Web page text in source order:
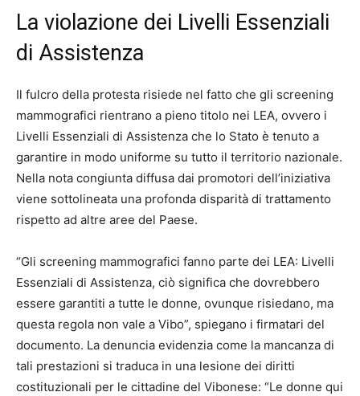
La violazione dei Livelli Essenziali
di Assistenza
Il fulcro della protesta risiede nel fatto che gli screening
mammografici rientrano a pieno titolo nei LEA, ovvero i
Livelli Essenziali di Assistenza che lo Stato è tenuto a
garantire in modo uniforme su tutto il territorio nazionale.
Nella nota congiunta diffusa dai promotori dell’iniziativa
viene sottolineata una profonda disparità di trattamento
rispetto ad altre aree del Paese.
“Gli screening mammografici fanno parte dei LEA: Livelli
Essenziali di Assistenza, ciò significa che dovrebbero
essere garantiti a tutte le donne, ovunque risiedano, ma
questa regola non vale a Vibo”, spiegano i firmatari del
documento. La denuncia evidenzia come la mancanza di
tali prestazioni si traduca in una lesione dei diritti
costituzionali per le cittadine del Vibonese: “Le donne qui